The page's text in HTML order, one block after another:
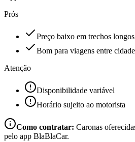
Prós
Preço baixo em trechos longos
Bom para viagens entre
Atenção
Disponibilidade variável
Horário sujeito ao motorista
Como contratar: Caronas
pelo app BlaBlaCar.